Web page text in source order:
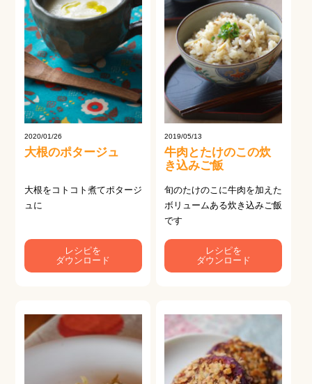
2020/01/26
大根のポタージュ
大根をコトコト煮てポタージ
ュに
レシピを
ダウンロード
2019/05/13
牛肉とたけのこの炊
き込みご飯
旬のたけのこに牛肉を加えた
ボリュームある炊き込みご飯
です
レシピを
ダウンロード